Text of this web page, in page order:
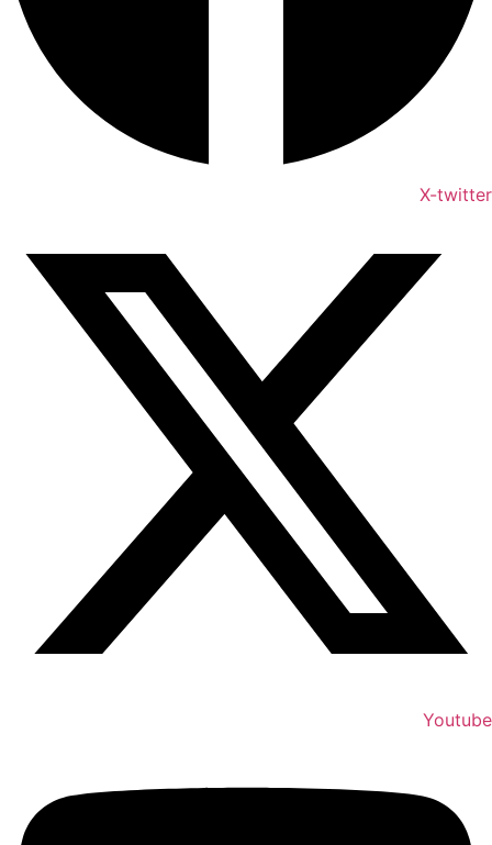
X-twitter
Youtube